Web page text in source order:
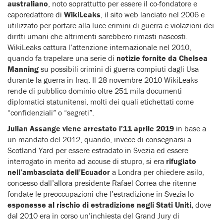
australiano , noto soprattutto per essere il co-fondatore e
caporedattore di WikiLeaks , il sito web lanciato nel 2006 e
utilizzato per portare alla luce crimini di guerra e violazioni dei
diritti umani che altrimenti sarebbero rimasti nascosti.
WikiLeaks cattura l’attenzione internazionale nel 2010,
quando fa trapelare una serie di notizie fornite da Chelsea
Manning su possibili crimini di guerra compiuti dagli Usa
durante la guerra in Iraq. Il 28 novembre 2010 WikiLeaks
rende di pubblico dominio oltre 251 mila documenti
diplomatici statunitensi, molti dei quali etichettati come
“confidenziali” o “segreti”.
Julian Assange viene arrestato l’11 aprile 2019 in base a
un mandato del 2012, quando, invece di consegnarsi a
Scotland Yard per essere estradato in Svezia ed essere
interrogato in merito ad accuse di stupro, si era rifugiato
nell’ambasciata dell’Ecuador a Londra per chiedere asilo,
concesso dall’allora presidente Rafael Correa che ritenne
fondate le preoccupazioni che l’estradizione in Svezia lo
esponesse al rischio di estradizione negli Stati Uniti, dove
dal 2010 era in corso un’inchiesta del Grand Jury di